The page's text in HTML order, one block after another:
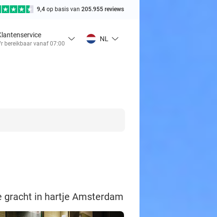
9,4 op basis van 205.955 reviews
bereikbaar vanaf 07:00
NL
gracht in hartje Amsterdam